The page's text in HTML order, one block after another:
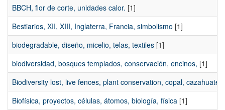
BBCH, flor de corte, unidades calor. [1]
Bestiarios, XII, XIII, Inglaterra, Francia, simbolismo [1]
biodegradable, diseño, micelio, telas, textiles [1]
biodiversidad, bosques templados, conservación, encinos, [1]
Biodiversity lost, live fences, plant conservation, copal, cazahuate
Biofísica, proyectos, células, átomos, biología, física [1]